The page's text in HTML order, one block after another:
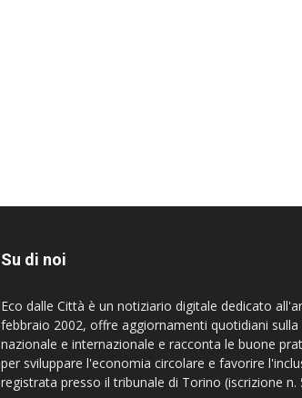
Su di noi
Eco dalle Città è un notiziario digitale dedicato
febbraio 2002, offre aggiornamenti quotidiani
nazionale e internazionale e racconta le buone
per sviluppare l'economia circolare e favorire
registrata presso il tribunale di Torino (iscrizione n.